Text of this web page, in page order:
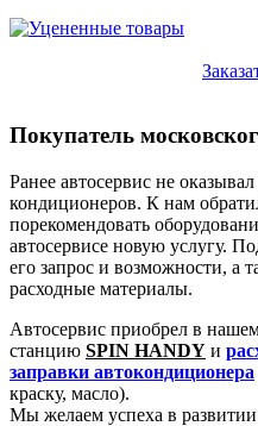
Покупатель
Ранее автосервис не
кондиционеров. К нам
порекомендовать
автосервисе новую услугу.
его запрос и возможности, а
расходные материалы.
Автосервис приобрел в
станцию SPIN HANDY и
заправки автокондиционера
краску, масло).
Мы желаем успеха в